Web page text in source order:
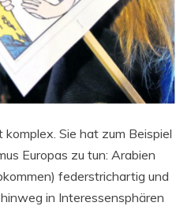
komplex. Sie hat zum Beispiel
Europas zu tun: Arabien
federstrichartig und
in Interessensphären